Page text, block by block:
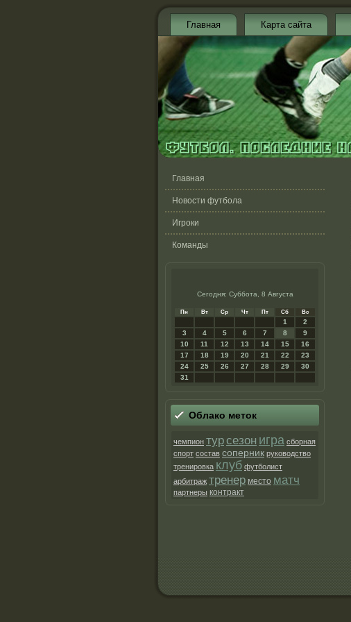
Главная Карта сайта
Главная
Новости футбола
Игроки
Команды
Сегодня: Суббота, 8 Августа
Пн Вт Ср Чт Пт Сб Вс
1
2
3
4 5 6 7 8
9
10
11 12 13 14 15
16
17
18 19 20 21 22
23
24
25 26 27 28 29
30
31
Облако метοк
чемпион турсезон игра сборная
спорт состав соперник руководство
тренировка клуб футболист
арбитраж тренер место матч
партнеры контракт